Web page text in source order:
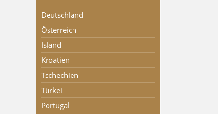
Deutschland
Österreich
Island
Kroatien
Tschechien
Türkei
Portugal